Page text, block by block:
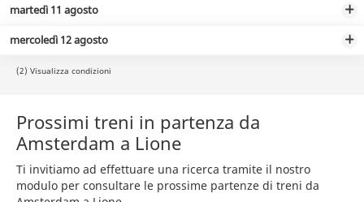
martedì 11 agosto
mercoledì 12 agosto
(2) Visualizza condizioni
Prossimi treni in partenza da
Amsterdam a Lione
Ti invitiamo ad effettuare una ricerca tramite il nostro
modulo per consultare le prossime partenze di treni da